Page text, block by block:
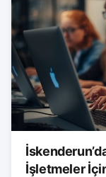
İşletmeler